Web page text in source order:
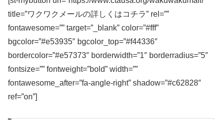
title=”ワクワクメールの詳しくはコチラ” rel=””
fontawesome=”” target=”_blank” color=”#fff”
bgcolor=”#e53935″ bgcolor_top=”#f44336″
bordercolor=”#e57373″ borderwidth=”1″ borderradius=”5″
fontsize=”” fontweight=”bold” width=””
fontawesome_after=”fa-angle-right” shadow=”#c62828″
ref=”on”]